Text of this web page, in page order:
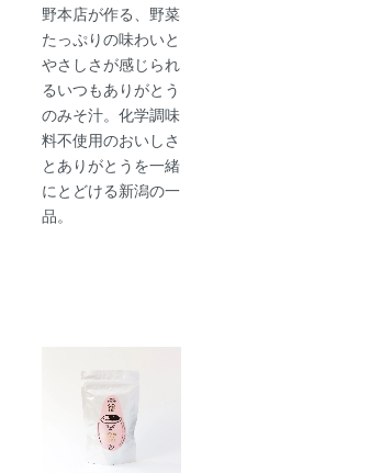
野本店が作る、野菜
たっぷりの味わいと
やさしさが感じられ
るいつもありがとう
のみそ汁。化学調味
料不使用のおいしさ
とありがとうを一緒
にとどける新潟の一
品。